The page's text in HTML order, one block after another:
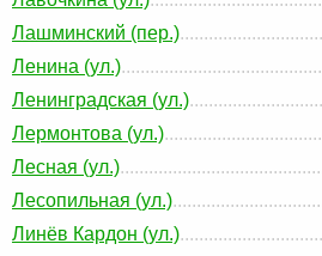
Лашминский (пер.)
Ленина (ул.)
Ленинградская (ул.)
Лермонтова (ул.)
Лесная (ул.)
Лесопильная (ул.)
Линёв Кардон (ул.)